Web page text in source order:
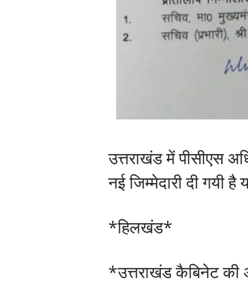
उत्तराखंड में पीसीएस
नई जिम्मेदारी दी गयी है
*हिलखंड*
*उत्तराखंड कैबिनेट